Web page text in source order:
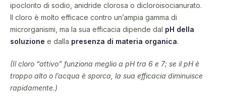
ipoclorito di sodio, anidride clorosa o dicloroisocianurato.
Il cloro è molto efficace contro un’ampia gamma di
microrganismi, ma la sua efficacia dipende dal pH della
soluzione e dalla presenza di materia organica.
(Il cloro “attivo” funziona meglio a pH tra 6 e 7; se il pH è
troppo alto o l’acqua è sporca, la sua efficacia diminuisce
rapidamente.)